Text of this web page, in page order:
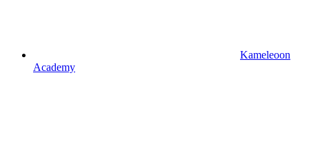
Kameleoon
Academy